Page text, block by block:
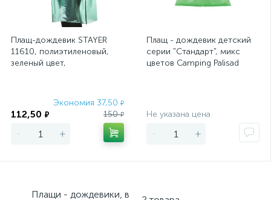
Плащ-дождевик STAYER
11610, полиэтиленовый,
зеленый цвет,
Экономия 37,50 ₽
112,50 ₽ 150₽
- +
Плащ - дождевик детский
серии "Стандарт", микс
цветов Camping Palisad
Не указана цена
- +
Плащи - дождевики, в